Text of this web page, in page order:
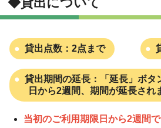
貸出点数：2点まで
貸出期間の延長：「延長」ボタ
日から2週間、期間が延長され
当初のご利用期限日から2週間で